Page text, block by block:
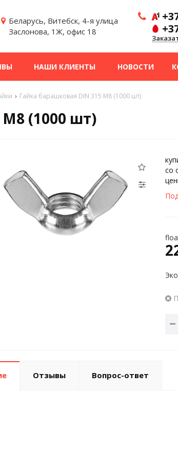
Беларусь, Витебск, 4-я улица
Заслонова, 1Ж, офис 18
НАШИ КЛИЕНТЫ НОВОСТИ
Гайка барашковая DIN 315 М8 (1000 шт)
М8 (1000 шт)
со
Отзывы Вопрос-ответ